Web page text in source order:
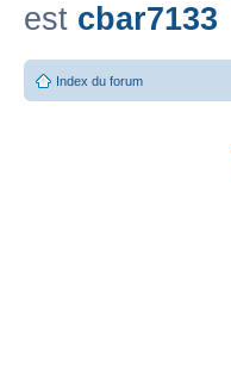
est cbar7133
Index du forum